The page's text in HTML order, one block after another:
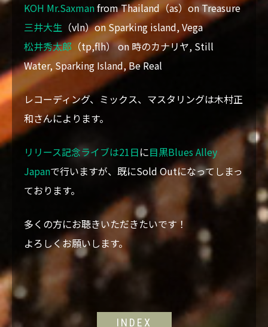
KOH Mr.Saxmanfrom Thailand（as）on Treasure
三井大生 （vln）on Sparking island, Vega
松井秀太郎 （tp,flh） on 時のカナリヤ, Still
Water, Sparking Island, Be Real
レコーディング、ミックス、マスタリングは木村正
和さんによります。
リリース記念ライブは21日に目黒Blues Alley
Japanで行いますが、既にSold Outになってしまっ
ております。
多くの方にお聴きいただきたいです！
よろしくお願いします。
INDEX